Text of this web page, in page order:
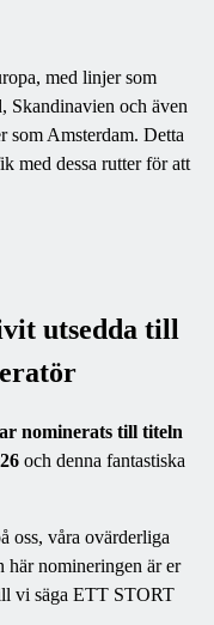
med linjer som
Skandinavien och även
som Amsterdam. Detta
med dessa rutter för att
utsedda till
nominerats till titeln
och denna fantastiska
oss, våra ovärderliga
här nomineringen är er
vi säga ETT STORT